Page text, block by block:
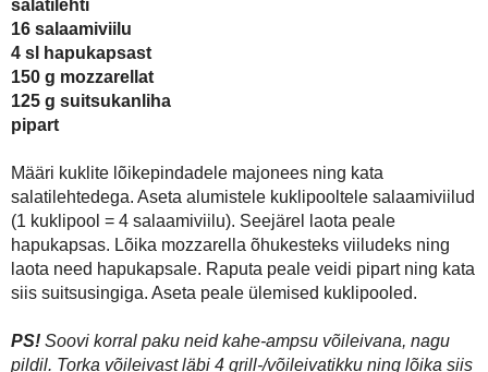
Üks õige klubivõileib peab koosneba nii mitmest komponentidest,
seda uhkem. Retseptis olevat hapukapsast kartma ei pea, sest
neljale
4 röstkuklit
salatilehti
16 salaamiviilu
4 sl hapukapsast
150 g mozzarellat
125 g suitsukanliha
pipart
Määri kuklite lõikepindadele majonees ning kata
hapukapsale. Raputa peale veidi pipart ning kata siis